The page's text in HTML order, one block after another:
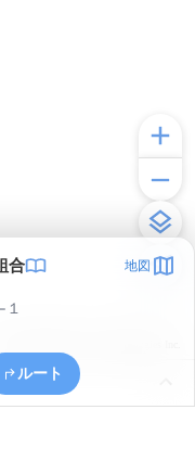
合 地図
ルート